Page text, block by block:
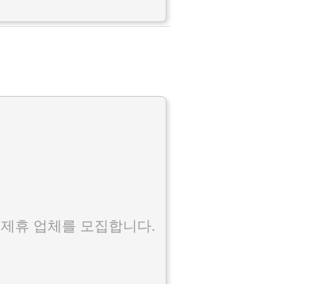
제휴 업체를 모집합니다.